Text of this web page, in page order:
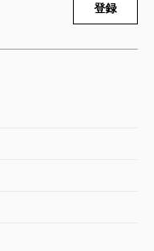
ました。
目漱石・芥川龍之
家ですが、中学・
扱われることも多
登録